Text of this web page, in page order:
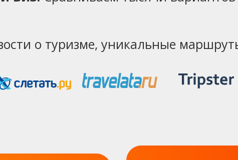
о туризме, уникальные